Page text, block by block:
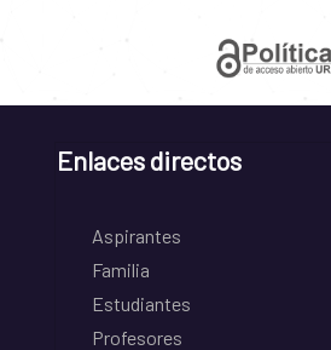
Enlaces directos
Aspirantes
Familia
Estudiantes
Profesores